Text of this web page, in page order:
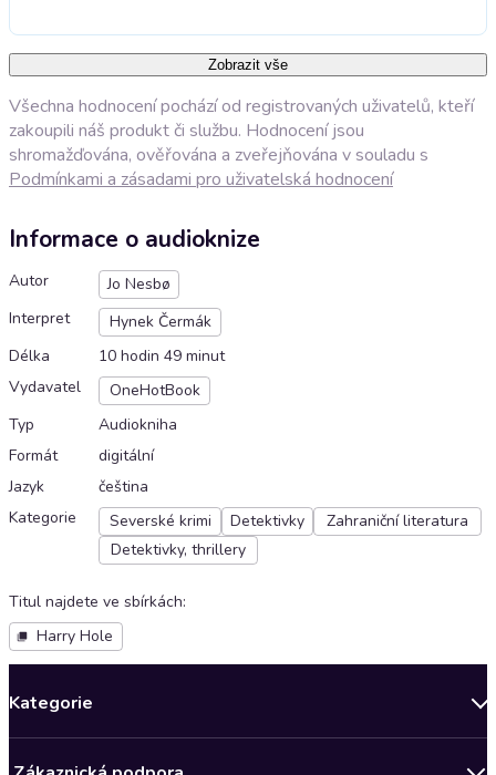
Zobrazit vše
Všechna hodnocení pochází od registrovaných uživatelů, kteří
zakoupili náš produkt či službu. Hodnocení jsou
shromažďována, ověřována a zveřejňována v souladu s
Podmínkami a zásadami pro uživatelská hodnocení
Informace o audioknize
Autor
Jo Nesbø
Interpret
Hynek Čermák
Délka
10 hodin 49 minut
Vydavatel
OneHotBook
Typ
Audiokniha
Formát
digitální
Jazyk
čeština
Kategorie
Severské krimi Detektivky
Zahraniční literatura
Detektivky, thrillery
Titul najdete ve sbírkách:
Harry Hole
Kategorie